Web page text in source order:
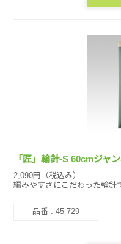
「匠」輪針-S 60cmジャ
2,090円（税込み）
編みやすさにこだわった輪針
品番 : 45-729